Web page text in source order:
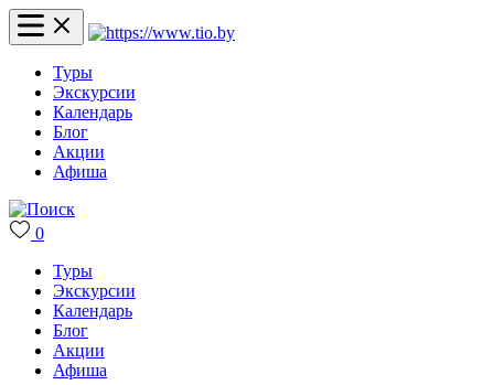
Туры
Экскурсии
Календарь
Блог
Акции
Афиша
0
Туры
Экскурсии
Календарь
Блог
Акции
Афиша